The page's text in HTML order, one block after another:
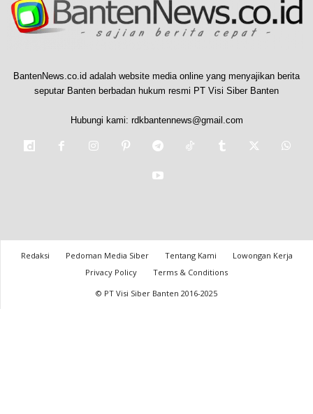
BantenNews.co.id adalah website media online yang menyajikan berita
seputar Banten berbadan hukum resmi PT Visi Siber Banten
Hubungi kami: rdkbantennews@gmail.com
Redaksi Pedoman Media Siber Tentang Kami
Lowongan Kerja
Privacy Policy
Terms & Conditions
© PT Visi Siber Banten 2016-2025